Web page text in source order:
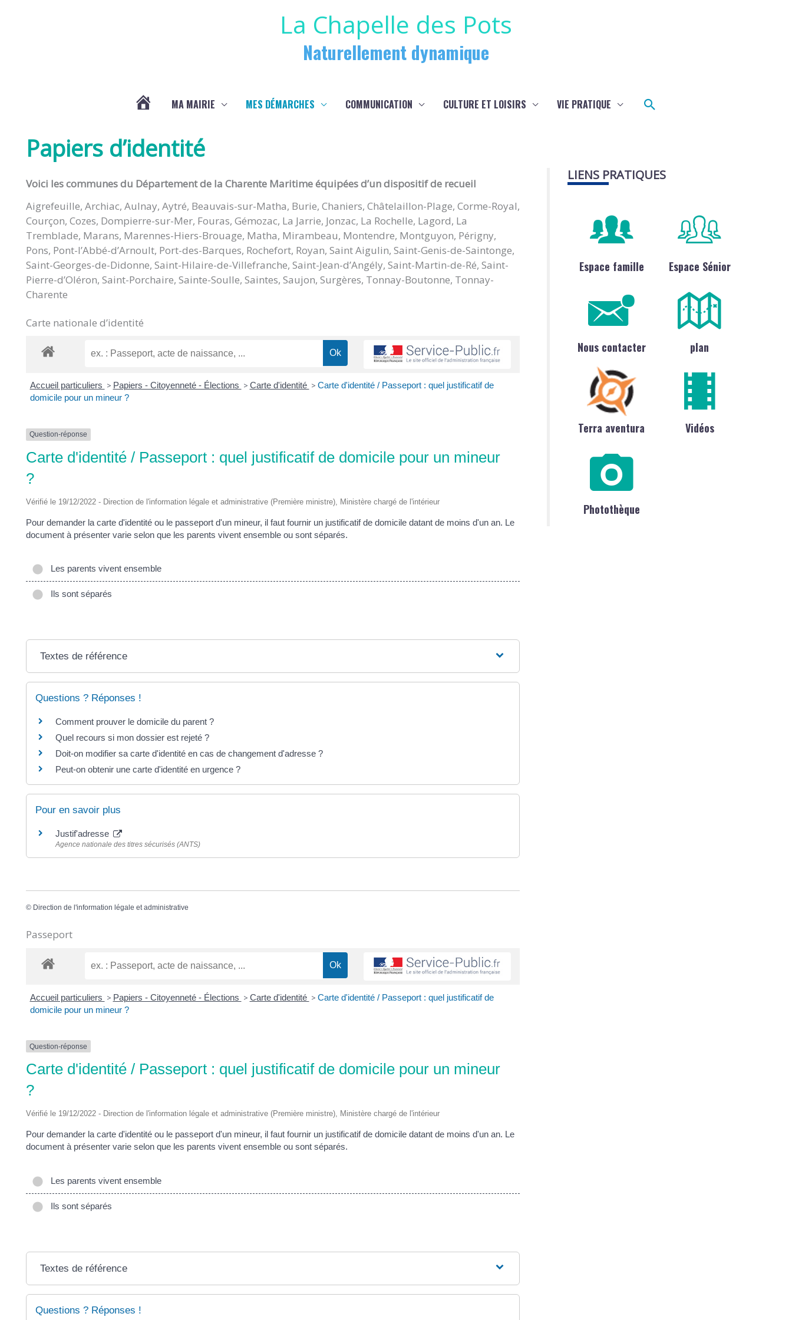
La Chapelle des Pots
Naturellement dynamique
DE
CHAPELLE
DES
MA MAIRIE MES DÉMARCHES COMMUNICATION CULTURE ET LOISIRS VIE PRATIQUE Rechercher
Papiers d’identité
Voici les communes du Département de la Charente Maritime équipées d’un dispositif de recueil
Aigrefeuille, Archiac, Aulnay, Aytré, Beauvais-sur-Matha, Burie, Chaniers, Châtelaillon-Plage, Corme-Royal,
Courçon, Cozes, Dompierre-sur-Mer, Fouras, Gémozac, La Jarrie, Jonzac, La Rochelle, Lagord, La
Tremblade, Marans, Marennes-Hiers-Brouage, Matha, Mirambeau, Montendre, Montguyon, Périgny,
Pons, Pont-l’Abbé-d’Arnoult, Port-des-Barques, Rochefort, Royan, Saint Aigulin, Saint-Genis-de-Saintonge,
Saint-Georges-de-Didonne, Saint-Hilaire-de-Villefranche, Saint-Jean-d’Angély, Saint-Martin-de-Ré, Saint-
Pierre-d’Oléron, Saint-Porchaire, Sainte-Soulle, Saintes, Saujon, Surgères, Tonnay-Boutonne, Tonnay-
Charente
Carte nationale d’identité
Accueil particuliers > Papiers - Citoyenneté - Élections > Carte d'identité > Carte d'identité / Passeport : quel justificatif de
domicile pour un mineur ?
Question-réponse
Carte d'identité / Passeport : quel justificatif de domicile pour un mineur
?
Vérifié le 19/12/2022 - Direction de l'information légale et administrative (Première ministre), Ministère chargé de l'intérieur
Pour demander la carte d'identité ou le passeport d'un mineur, il faut fournir un justificatif de domicile datant de moins d'un an. Le
document à présenter varie selon que les parents vivent ensemble ou sont séparés.
Les parents vivent ensemble
Ils sont séparés
Textes de référence
Questions ? Réponses !
Comment prouver le domicile du parent ?
Quel recours si mon dossier est rejeté ?
Doit-on modifier sa carte d'identité en cas de changement d'adresse ?
Peut-on obtenir une carte d'identité en urgence ?
Pour en savoir plus
Justif'adresse
Agence nationale des titres sécurisés (ANTS)
© Direction de l'information légale et administrative
Passeport
Accueil particuliers > Papiers - Citoyenneté - Élections > Carte d'identité > Carte d'identité / Passeport : quel justificatif de
domicile pour un mineur ?
Question-réponse
Carte d'identité / Passeport : quel justificatif de domicile pour un mineur
?
Vérifié le 19/12/2022 - Direction de l'information légale et administrative (Première ministre), Ministère chargé de l'intérieur
Pour demander la carte d'identité ou le passeport d'un mineur, il faut fournir un justificatif de domicile datant de moins d'un an. Le
document à présenter varie selon que les parents vivent ensemble ou sont séparés.
Les parents vivent ensemble
Ils sont séparés
Textes de référence
Questions ? Réponses !
LIENS PRATIQUES
Espace famille Espace Sénior
Nous contacter plan
Terra aventura Vidéos
Photothèque